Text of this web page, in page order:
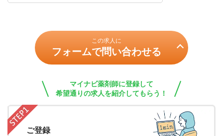
この求人に
フォームで問い合わせる
マイナビ薬剤師に登録して
希望通りの求人を紹介してもらう！
ご登録